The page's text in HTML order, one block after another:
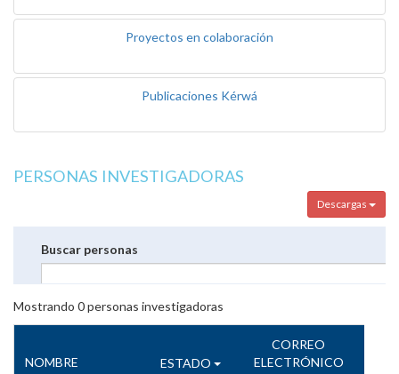
Proyectos en colaboración
Publicaciones Kérwá
PERSONAS INVESTIGADORAS
Descargas
Buscar personas
Mostrando 0personas investigadoras
NOMBRE ESTADO
CORREO
ELECTRÓNICO